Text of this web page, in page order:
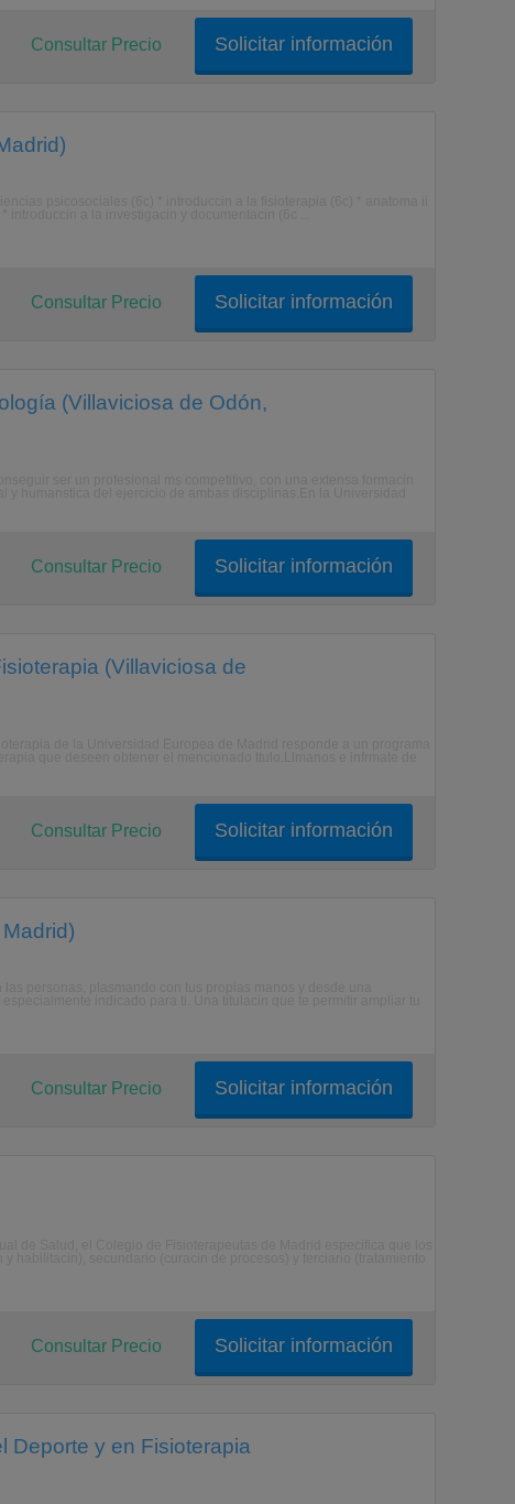
Solicitar información
Consultar Precio
Solicitar información
Consultar Precio
(Villaviciosa de Odón,
Solicitar información
Consultar Precio
(Villaviciosa de
Solicitar información
Consultar Precio
Solicitar información
Consultar Precio
Solicitar información
Consultar Precio
Deporte y en Fisioterapia